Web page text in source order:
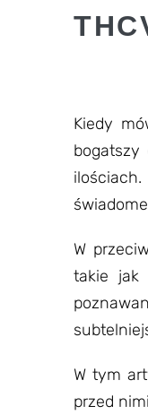
Kiedy
W
takie jak
W tym
przed